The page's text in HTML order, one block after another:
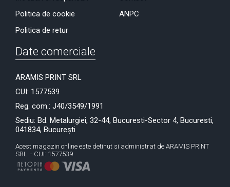
Politica de cookie
Politica de retur
ANPC
Date comerciale
ARAMIS PRINT SRL
CUI: 1577539
Reg. com.: J40/3549/1991
Sediu: Bd. Metalurgiei, 32-44, Bucuresti-Sector 4, Bucuresti,
041834, București
Acest magazin online este detinut si administrat de ARAMIS PRINT
SRL. - CUI: 1577539